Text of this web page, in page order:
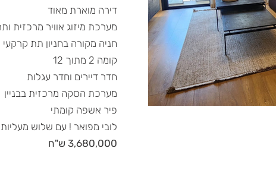
דירה מוארת מאוד
מערכת מיזוג אוויר מרכזית
חניה מקורה בחניון תת קרקעי
קומה 2 מתוך 12
חדר דיירים וחדר עגלות
מערכת הסקה מרכזית בבניין
פיר אשפה קומתי
לובי מפואר ! עם שלוש מעליות
3,680,000 ש"ח